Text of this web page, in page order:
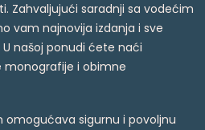
Zahvaljujući saradnji sa vodećim
vam najnovija izdanja i sve
našoj ponudi ćete naći
monografije i obimne
omogućava sigurnu i povoljnu